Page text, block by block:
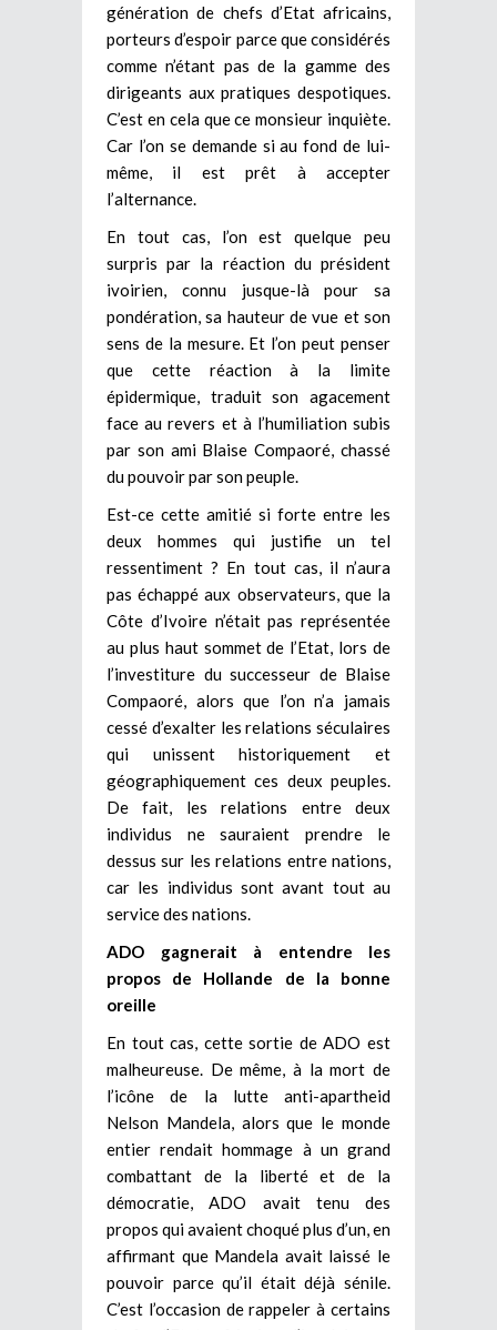
génération de chefs d’Etat africains,
porteurs d’espoir parce que considérés
comme n’étant pas de la gamme des
dirigeants aux pratiques despotiques.
C’est en cela que ce monsieur inquiète.
Car l’on se demande si au fond de lui-
même, il est prêt à accepter
l’alternance.
En tout cas, l’on est quelque peu
surpris par la réaction du président
ivoirien, connu jusque-là pour sa
pondération, sa hauteur de vue et son
sens de la mesure. Et l’on peut penser
que cette réaction à la limite
épidermique, traduit son agacement
face au revers et à l’humiliation subis
par son ami Blaise Compaoré, chassé
du pouvoir par son peuple.
Est-ce cette amitié si forte entre les
deux hommes qui justifie un tel
ressentiment ? En tout cas, il n’aura
pas échappé aux observateurs, que la
Côte d’Ivoire n’était pas représentée
au plus haut sommet de l’Etat, lors de
l’investiture du successeur de Blaise
Compaoré, alors que l’on n’a jamais
cessé d’exalter les relations séculaires
qui unissent historiquement et
géographiquement ces deux peuples.
De fait, les relations entre deux
individus ne sauraient prendre le
dessus sur les relations entre nations,
car les individus sont avant tout au
service des nations.
ADO gagnerait à entendre les
propos de Hollande de la bonne
oreille
En tout cas, cette sortie de ADO est
malheureuse. De même, à la mort de
l’icône de la lutte anti-apartheid
Nelson Mandela, alors que le monde
entier rendait hommage à un grand
combattant de la liberté et de la
démocratie, ADO avait tenu des
propos qui avaient choqué plus d’un, en
affirmant que Mandela avait laissé le
pouvoir parce qu’il était déjà sénile.
C’est l’occasion de rappeler à certains